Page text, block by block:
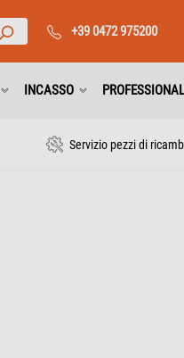
+39 0472 975200
INCASSO PROFESSIONAL
Servizio pezzi di